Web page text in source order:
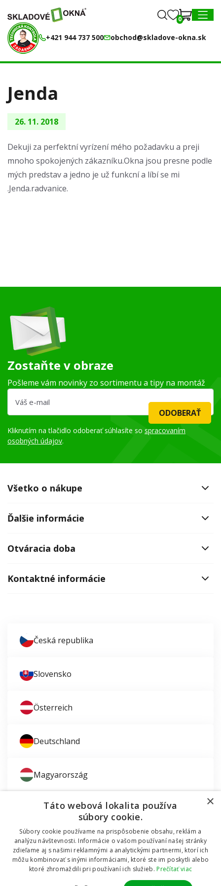
0
+421 944 737 500 obchod@skladove-okna.sk
0
Jenda
26. 11. 2018
Dekuji za perfektní vyrízení mého požadavku a preji
mnoho spokojených zákazníku.Okna jsou presne podle
mých predstav a jedno je už funkcní a líbí se mi
.Jenda.radvanice.
Zostaňte v obraze
Pošleme vám novinky zo sortimentu a tipy na montáž
ODOBERAŤ
Kliknutím na tlačidlo odoberať súhlasíte so spracovaním
osobných údajov.
Všetko o nákupe
Ďalšie informácie
Otváracia doba
Kontaktné informácie
Česká republika
Slovensko
Österreich
Deutschland
Magyarország
© 2011 - 2026 TT HOLDING, a.s. Už 12 rokov vám
pomáhame šetriť peniaze za okná a dvere.Všetky
Zaujíma vás montáž okien?
Dodávali sme okná do mobilnej chatky
×
Táto webová lokalita používa
súbory cookie.
Súbory cookie používame na prispôsobenie obsahu, reklám a
analýzu návštevnosti. Informácie o vašom používaní našej stránky
zdieľame aj s našimi reklamnými a analytickými partnermi, ktorí ich
môžu kombinovať s inými informáciami, ktoré ste im poskytli alebo
ktoré zhromaždili pri používaní ich služieb.Prečítať viac